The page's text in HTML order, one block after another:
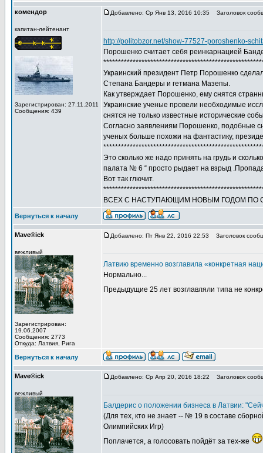
комендор
капитан-лейтенант
Зарегистрирован: 27.11.2011
Сообщения: 439
Добавлено: Ср Янв 13, 2016 10:35 Заголовок
http://politobzor.net/show-77527-poroshenko-
Порошенко считает себя реинкарнацией
Украинский президент Петр Порошенко
Степана Бандеры и гетмана Мазепы.
Как утверждает Порошенко, ему снятся
Украинские ученые провели необходимые
снятся не только известные исторические
Согласно заявлениям Порошенко, подобные
ученых больше похожи на фантастику,
Это сколько же надо принять на грудь и
палата № 6 “ просто рыдает на взрыд
Вот так глючит.
ВСЕХ С НАСТУПАЮЩИМ НОВЫМ ГОДОМ ПО
Вернуться к началу
Mave®ick
вежливый
Зарегистрирован:
19.06.2007
Сообщения: 2773
Откуда: Латвия, Рига
Добавлено: Пт Янв 22, 2016 22:53 Заголовок
Латвию временно возглавила «конкретная
Нормально...
Предыдущие 25 лет возглавляли типа не
Вернуться к началу
Mave®ick
вежливый
Добавлено: Ср Апр 20, 2016 18:22 Заголовок
Балдерис о положении бизнеса в Латвии:
(Для тех, кто не знает -- № 19 в составе
Олимпийских Игр)
Поплачется, а голосовать пойдёт за тех-же